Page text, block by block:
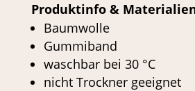
Produktinfo &
Baumwolle
Gummiband
waschbar bei 30 °C
nicht Trockner geeignet